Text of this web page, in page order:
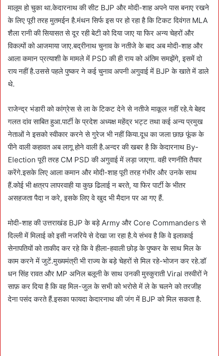
मालूम हो चुका था.केदारनाथ की सीट BJP और मोदी-शाह अपने पास बनाए रखने
के लिए पूरी तरह मुतमईन है.मंथन सिर्फ इस पर हो रहा है कि टिकट दिवंगत MLA
शैला रानी की सियासत से दूर रही बेटी को दिया जाए या फिर अन्य चेहरों और
विकल्पों को आजमाया जाए.बद्रीनाथ चुनाव के नतीजे के बाद अब मोदी-शाह और
आला कमान प्रत्याशी के मामले में PSD की ही राय को अंतिम समझेंगे, इसमें दो
राय नहीं है.उससे पहले पुष्कर ने कई चुनाव अपनी अगुवाई में BJP के खाते में डाले
थे.
राजेन्द्र भंडारी को कांग्रेस से ला के टिकट देने से नतीजे माकूल नहीं रहे.ये बेहद
गलत दांव साबित हुआ.पार्टी के प्रदेश अध्यक्ष महेंद्र भट्ट तथा कई अन्य प्रमुख
नेताओं ने इसको स्वीकार करने से गुरेज भी नहीं किया.दूध का जला छाछ फूंक के
पीने वाली कहावत अब लागू होने वाली है.अन्दर की खबर है कि केदारनाथ By-
Election पूरी तरह CM PSD की अगुवाई में लड़ा जाएगा. वही रणनीति तैयार
करेंगे.इसके लिए आला कमान और मोदी-शाह पूरी तरह गंभीर और उनके साथ
हैं.कोई भी क्षत्रप लापरवाही या कुछ ढिलाई न बरते, या फिर पार्टी के भीतर
असहजता पैदा न करे, इसके लिए वे खुद भी मैदान पर आ गए हैं.
मोदी-शाह की उत्तराखंड BJP के बड़े Army और Core Commanders से
दिल्ली में मिलाई को इसी नजरिये से देखा जा रहा है.ये संभव है कि वे इलाकाई
सेनापतियों को ताकीद कर रहे कि वे हीला-हवाली छोड़ के पुष्कर के साथ मिल के
काम करने में जुटें.मुख्यमंत्री भी राज्य के बड़े चेहरों से मिल रहे-भोजन कर रहे.डॉ
धन सिंह रावत और MP अनिल बलूनी के साथ उनकी मुस्कुराती Viral तस्वीरों ने
साफ़ कर दिया है कि वह मिल-जुल के सभी को भरोसे में ले के चलने को तरजीह
देना पसंद करते हैं.इसका फायदा केदारनाथ की जंग में BJP को मिल सकता है.